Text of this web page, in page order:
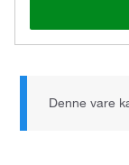
Denne vare